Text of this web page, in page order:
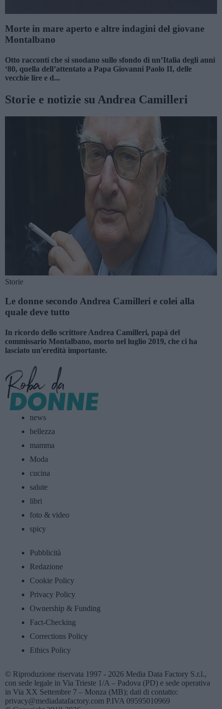
Morte in mare aperto e altre indagini del giovane
Montalbano
Otto racconti che si snodano sullo sfondo di un’Italia degli anni
‘80, quella dell’attentato a Papa Giovanni Paolo II, delle
vecchie lire e d...
Storie e notizie su Andrea Camilleri
Storie
Le donne secondo Andrea Camilleri e colei alla
quale deve tutto
In ricordo dello scrittore Andrea Camilleri, papà del
commissario Montalbano, morto nel luglio 2019, che ci ha
lasciato un'eredità importante.
news
bellezza
mamma
Moda
cucina
salute
libri
foto & video
spicy
Pubblicità
Redazione
Cookie Policy
Privacy Policy
Ownership & Funding
Fact-Checking
Corrections Policy
Ethics Policy
© Riproduzione riservata 1997 - 2026 Media Data Factory S.r.l.,
con sede legale in Via Trieste 1/A – Padova (PD) e sede operativa
in Via XX Settembre 7 – Monza (MB); dati di contatto:
privacy@mediadatafactory.com P.IVA 09595010969